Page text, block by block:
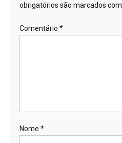
obrigatórios são marcados com
Comentário *
Nome *